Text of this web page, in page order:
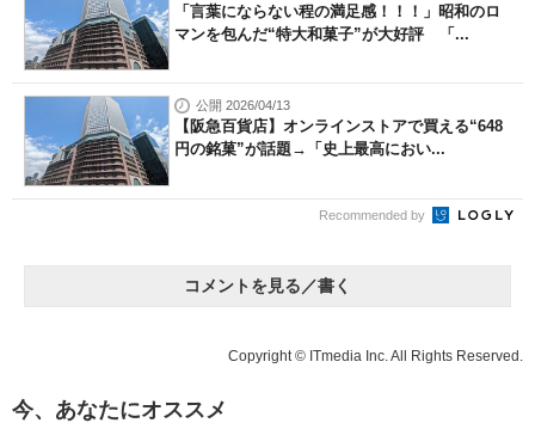
「言葉にならない程の満足感！！！」昭和のロ
マンを包んだ“特大和菓子”が大好評 「...
公開 2026/04/13
【阪急百貨店】オンラインストアで買える“648
円の銘菓”が話題→「史上最高におい...
Recommended by
コメントを見る／書く
Copyright © ITmedia Inc. All Rights Reserved.
今、あなたにオススメ